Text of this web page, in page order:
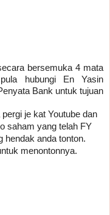
bersemuka 4 mata
hubungi En Yasin
Bank untuk tujuan
je kat Youtube dan
saham yang telah FY
hendak anda tonton.
menontonnya.